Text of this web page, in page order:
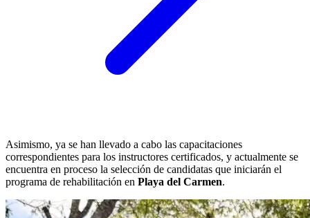
Asimismo, ya se han llevado a cabo las capacitaciones
correspondientes para los instructores certificados, y actualmente se
encuentra en proceso la selección de candidatas que iniciarán el
programa de rehabilitación en Playa del Carmen.